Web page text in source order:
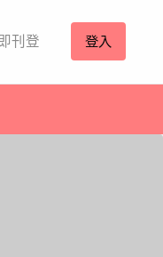
刊登 登入